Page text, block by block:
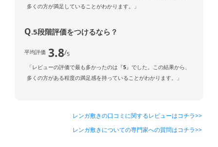
多くの方が満足していることがわかります。」
Q.5段階評価をつけるなら？
平均評価 3.8/5
「レビューの評価で最も多かったのは『5』でした。この結果から、
多くの方がある程度の満足感を持っていることがわかります。」
レンガ敷きの口コミに関するレビューはコチラ>>
レンガ敷きについての専門家への質問はコチラ>>